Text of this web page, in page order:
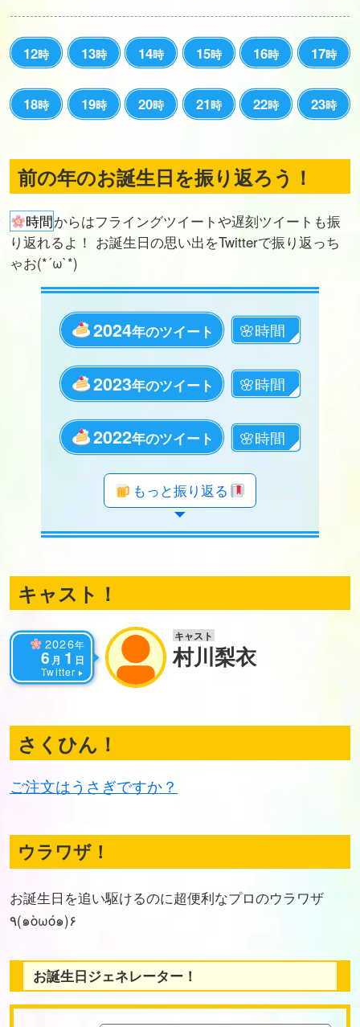
12時 13時 14時 15時 16時 17時
18時 19時 20時 21時 22時 23時
前の年のお誕生日を振り返ろう！
時間からはフライングツイートや遅刻ツイートも振
り返れるよ！ お誕生日の思い出をTwitterで振り返っち
ゃお(*´ω`*)
2024年のツイート
2023年のツイート
2022年のツイート
年のツイート
年のツイート
年のツイート
年のツイート
年のツイート
年のツイート
年のツイート
年のツイート
年のツイート
年のツイート
年のツイート
年のツイート
年のツイート
年のツイート
年のツイート
年のツイート
もっと振り返る
キャスト！
2026年
6 月 1 日
Twitter
キャスト
村川梨衣
さくひん！
ご注文はうさぎですか？
ウラワザ！
お誕生日を追い駆けるのに超便利なプロのウラワザ
٩(๑òωó๑)۶
お誕生日ジェネレーター！